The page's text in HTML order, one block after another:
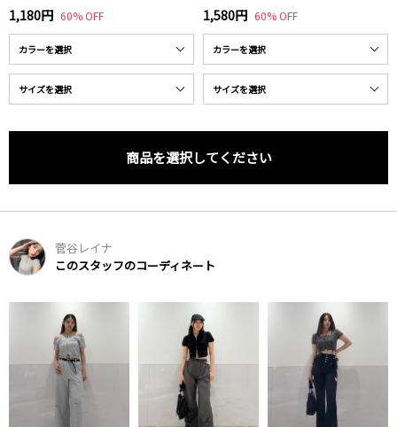
1,180円 60% OFF 1,580円 60% OFF
商品を選択してください
菅谷レイナ
このスタッフのコーディネート